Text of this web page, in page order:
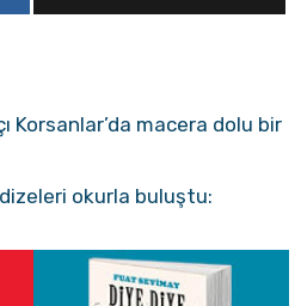
Korsanlar’da macera dolu bir
okurla buluştu: